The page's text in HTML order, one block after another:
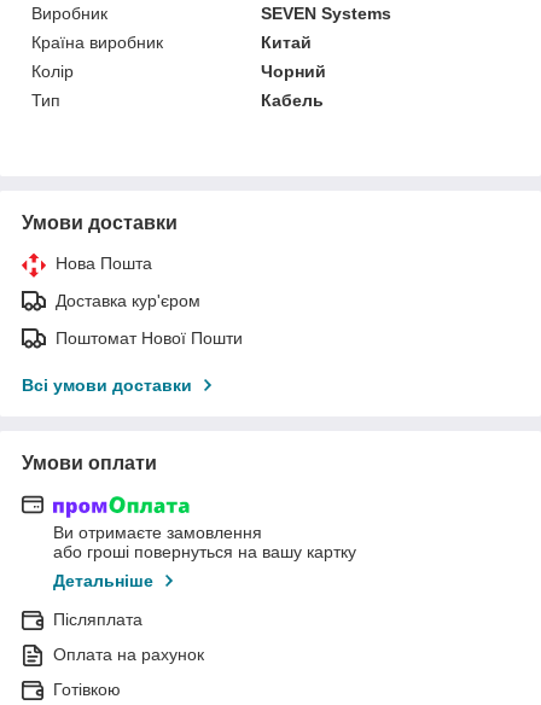
Виробник
SEVEN Systems
Країна виробник
Китай
Колір
Чорний
Тип
Кабель
Умови доставки
Нова Пошта
Доставка кур'єром
Поштомат Нової Пошти
Всі умови доставки
Умови оплати
Ви отримаєте замовлення
або гроші повернуться на вашу картку
Детальніше
Післяплата
Оплата на рахунок
Готівкою